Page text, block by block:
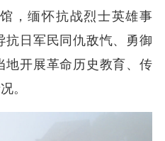
，缅怀抗战烈士英雄事
抗日军民同仇敌忾、勇御
地开展革命历史教育、传
。